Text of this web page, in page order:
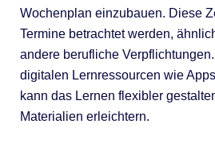
Wochenplan einzubauen. Diese
Termine betrachtet werden,
andere berufliche
digitalen Lernressourcen wie
kann das Lernen flexibler
Materialien erleichtern.